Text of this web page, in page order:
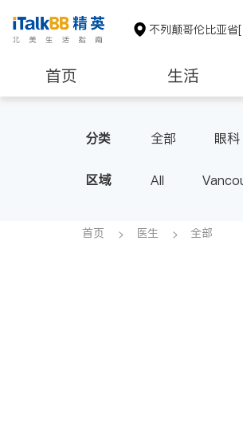
不列颠哥伦比亚省
首页 生活
分类 全部 眼科
区域 All
BC - Other
首页 医生 全部